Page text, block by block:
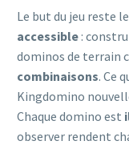
Le but du jeu reste
accessible :
dominos de terrain
combinaisons. Ce
Kingdomino
Chaque domino est
observer rendent